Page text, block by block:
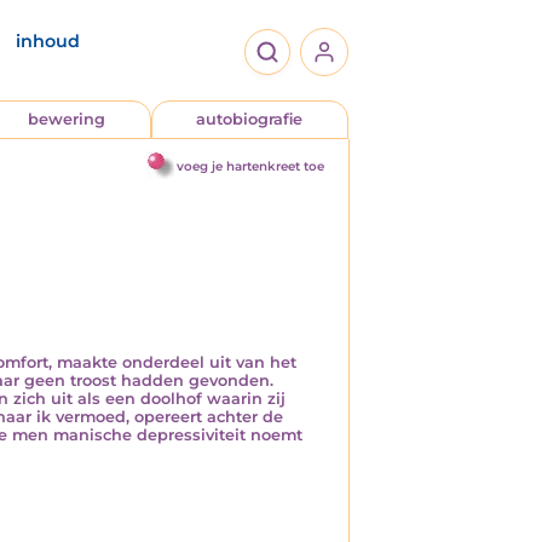
inhoud
bewering autobiografie
voeg je hartenkreet toe
maakte onderdeel uit van het
geen troost hadden gevonden.
zich uit als een doolhof waarin zij
ik vermoed, opereert achter de
men manische depressiviteit noemt